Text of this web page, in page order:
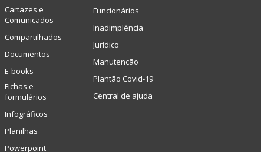
Cartazes e
Comunicados
Compartilhados
Documentos
E-books
Fichas e
formulários
Infográficos
Planilhas
Powerpoint
Funcionários
Inadimplência
Jurídico
Manutenção
Plantão Covid-19
Central de ajuda